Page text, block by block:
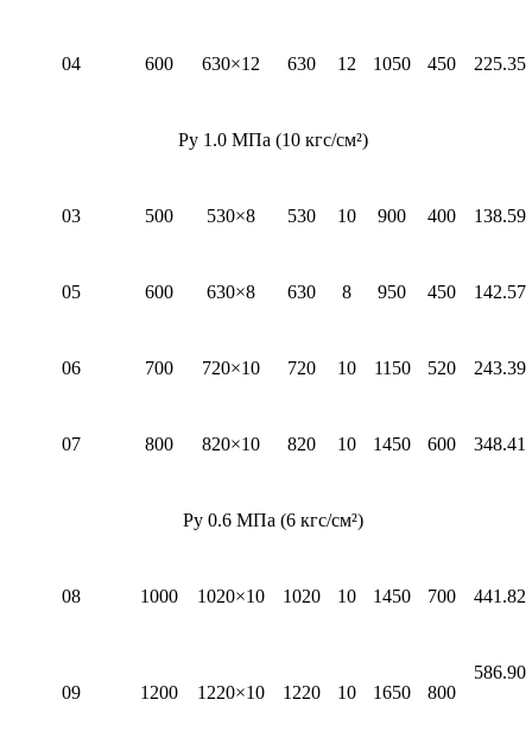
04 600 630×12 630 12 1050 450 225.35
Py 1.0 МПа (10 кгс/см²)
03 500 530×8 530 10 900 400 138.59
05 600 630×8 630 8 950 450 142.57
06 700 720×10 720 10 1150 520 243.39
07 800 820×10 820 10 1450 600 348.41
Py 0.6 МПа (6 кгс/см²)
08 1000 1020×10 1020 10 1450 700 441.82
09 1200 1220×10 1220 10 1650 800
586.90